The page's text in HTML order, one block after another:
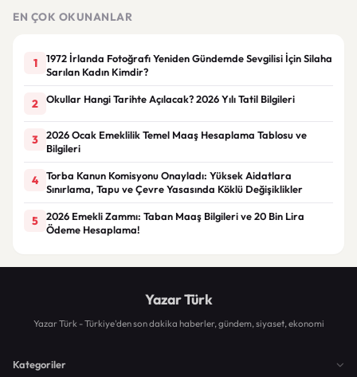
EN ÇOK OKUNANLAR
1
1972 İrlanda Fotoğrafı Yeniden Gündemde Sevgilisi İçin Silaha
Sarılan Kadın Kimdir?
2 Okullar Hangi Tarihte Açılacak? 2026 Yılı Tatil Bilgileri
3
2026 Ocak Emeklilik Temel Maaş Hesaplama Tablosu ve
Bilgileri
4
Torba Kanun Komisyonu Onayladı: Yüksek Aidatlara
Sınırlama, Tapu ve Çevre Yasasında Köklü Değişiklikler
5
2026 Emekli Zammı: Taban Maaş Bilgileri ve 20 Bin Lira
Ödeme Hesaplama!
Yazar Türk
Yazar Türk - Türkiye'den son dakika haberler, gündem, siyaset, ekonomi
Kategoriler